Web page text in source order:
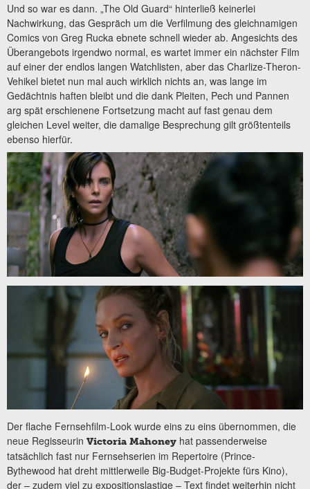
Und so war es dann. „The Old Guard“ hinterließ keinerlei
Nachwirkung, das Gespräch um die Verfilmung des gleichnamigen
Comics von Greg Rucka ebnete schnell wieder ab. Angesichts des
Überangebots irgendwo normal, es wartet immer ein nächster Film
auf einer der endlos langen Watchlisten, aber das Charlize-Theron-
Vehikel bietet nun mal auch wirklich nichts an, was lange im
Gedächtnis haften bleibt und die dank Pleiten, Pech und Pannen
arg spät erschienene Fortsetzung macht auf fast genau dem
gleichen Level weiter, die damalige Besprechung gilt größtenteils
ebenso hierfür.
Der flache Fernsehfilm-Look wurde eins zu eins übernommen, die
neue Regisseurin Victoria Mahoney hat passenderweise
tatsächlich fast nur Fernsehserien im Repertoire (Prince-
Bythewood hat dreht mittlerweile Big-Budget-Projekte fürs Kino),
der – zudem viel zu expositionslastige – Text findet weiterhin nicht